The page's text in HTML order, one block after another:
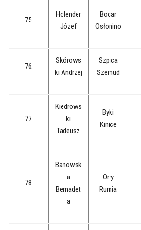
75.
Holender
Józef
Bocar
Osłonino
76.
Skórows
ki Andrzej
Szpica
Szemud
77.
Kiedrows
ki
Tadeusz
Byki
Kinice
78.
Banowsk
a
Bernadet
a
Orły
Rumia